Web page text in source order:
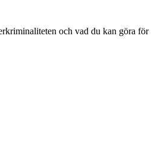
och vad du kan göra